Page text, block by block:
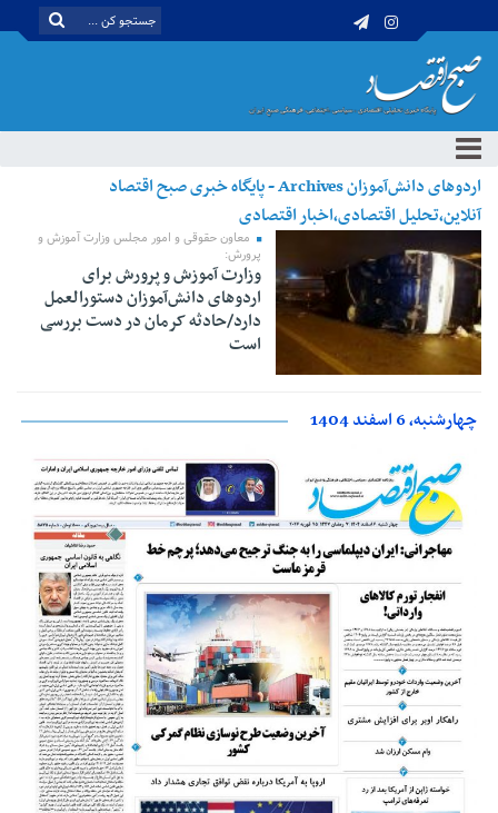
اردوهای دانش‌آموزان Archives - پایگاه خبری صبح اقتصاد
آنلاین،تحلیل اقتصادی،اخبار اقتصادی
معاون حقوقی و امور مجلس وزارت آموزش و
پرورش:
وزارت آموزش و پرورش برای
اردوهای دانش‌آموزان دستورالعمل
دارد/حادثه کرمان در دست بررسی
است
چهارشنبه، 6 اسفند 1404